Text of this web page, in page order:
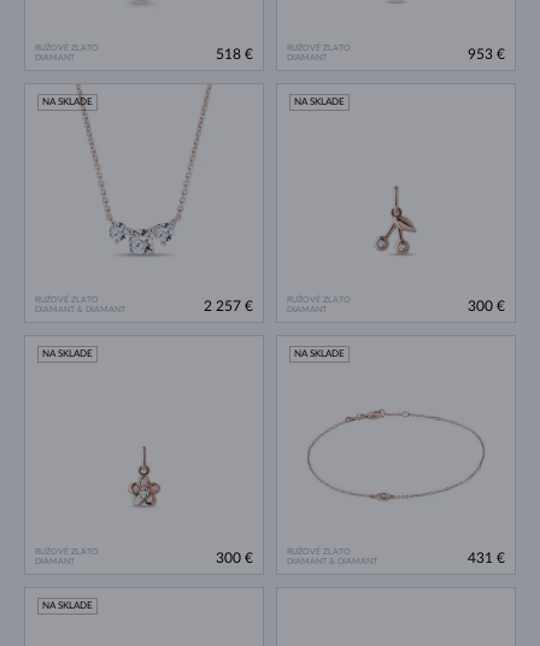
RUŽOVÉ ZLATO
DIAMANT
518 €
RUŽOVÉ ZLATO
DIAMANT
953 €
RUŽOVÉ ZLATO
DIAMANT & DIAMANT
NA SKLADE
2 257 €
RUŽOVÉ ZLATO
DIAMANT
NA SKLADE
300 €
RUŽOVÉ ZLATO
DIAMANT
NA SKLADE
300 €
RUŽOVÉ ZLATO
DIAMANT & DIAMANT
NA SKLADE
431 €
NA SKLADE